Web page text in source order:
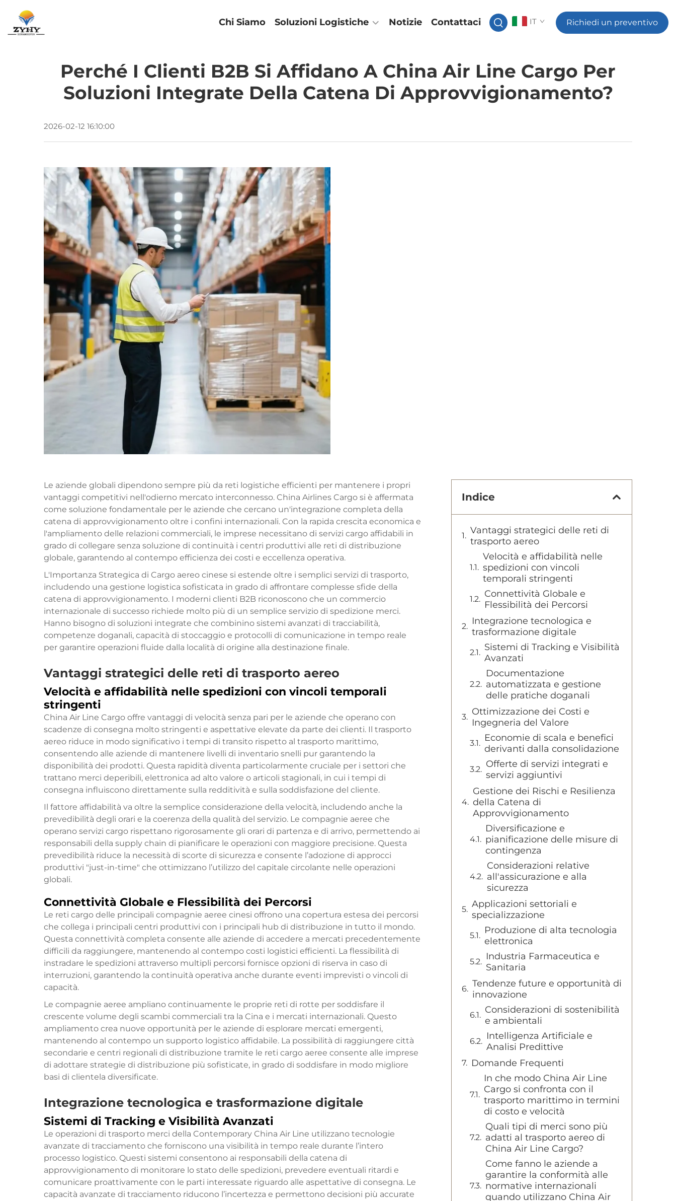
Chi Siamo Soluzioni Logistiche Notizie Contattaci IT Richiedi un preventivo
Perché I Clienti B2B Si Affidano A China Air Line Cargo Per
Soluzioni Integrate Della Catena Di Approvvigionamento?
2026-02-12 16:10:00
Le aziende globali dipendono sempre più da reti logistiche efficienti per mantenere i propri
vantaggi competitivi nell'odierno mercato interconnesso. China Airlines Cargo si è affermata
come soluzione fondamentale per le aziende che cercano un'integrazione completa della
catena di approvvigionamento oltre i confini internazionali. Con la rapida crescita economica e
l'ampliamento delle relazioni commerciali, le imprese necessitano di servizi cargo affidabili in
grado di collegare senza soluzione di continuità i centri produttivi alle reti di distribuzione
globale, garantendo al contempo efficienza dei costi e eccellenza operativa.
L'Importanza Strategica di Cargo aereo cinese si estende oltre i semplici servizi di trasporto,
includendo una gestione logistica sofisticata in grado di affrontare complesse sfide della
catena di approvvigionamento. I moderni clienti B2B riconoscono che un commercio
internazionale di successo richiede molto più di un semplice servizio di spedizione merci.
Hanno bisogno di soluzioni integrate che combinino sistemi avanzati di tracciabilità,
competenze doganali, capacità di stoccaggio e protocolli di comunicazione in tempo reale
per garantire operazioni fluide dalla località di origine alla destinazione finale.
Vantaggi strategici delle reti di trasporto aereo
Velocità e affidabilità nelle spedizioni con vincoli temporali
stringenti
China Air Line Cargo offre vantaggi di velocità senza pari per le aziende che operano con
scadenze di consegna molto stringenti e aspettative elevate da parte dei clienti. Il trasporto
aereo riduce in modo significativo i tempi di transito rispetto al trasporto marittimo,
consentendo alle aziende di mantenere livelli di inventario snelli pur garantendo la
disponibilità dei prodotti. Questa rapidità diventa particolarmente cruciale per i settori che
trattano merci deperibili, elettronica ad alto valore o articoli stagionali, in cui i tempi di
consegna influiscono direttamente sulla redditività e sulla soddisfazione del cliente.
Il fattore affidabilità va oltre la semplice considerazione della velocità, includendo anche la
prevedibilità degli orari e la coerenza della qualità del servizio. Le compagnie aeree che
operano servizi cargo rispettano rigorosamente gli orari di partenza e di arrivo, permettendo ai
responsabili della supply chain di pianificare le operazioni con maggiore precisione. Questa
prevedibilità riduce la necessità di scorte di sicurezza e consente l’adozione di approcci
produttivi "just-in-time" che ottimizzano l’utilizzo del capitale circolante nelle operazioni
globali.
Connettività Globale e Flessibilità dei Percorsi
Le reti cargo delle principali compagnie aeree cinesi offrono una copertura estesa dei percorsi
che collega i principali centri produttivi con i principali hub di distribuzione in tutto il mondo.
Questa connettività completa consente alle aziende di accedere a mercati precedentemente
difficili da raggiungere, mantenendo al contempo costi logistici efficienti. La flessibilità di
instradare le spedizioni attraverso multipli percorsi fornisce opzioni di riserva in caso di
interruzioni, garantendo la continuità operativa anche durante eventi imprevisti o vincoli di
capacità.
Le compagnie aeree ampliano continuamente le proprie reti di rotte per soddisfare il
crescente volume degli scambi commerciali tra la Cina e i mercati internazionali. Questo
ampliamento crea nuove opportunità per le aziende di esplorare mercati emergenti,
mantenendo al contempo un supporto logistico affidabile. La possibilità di raggiungere città
secondarie e centri regionali di distribuzione tramite le reti cargo aeree consente alle imprese
di adottare strategie di distribuzione più sofisticate, in grado di soddisfare in modo migliore
basi di clientela diversificate.
Integrazione tecnologica e trasformazione digitale
Sistemi di Tracking e Visibilità Avanzati
Le operazioni di trasporto merci della Contemporary China Air Line utilizzano tecnologie
avanzate di tracciamento che forniscono una visibilità in tempo reale durante l’intero
processo logistico. Questi sistemi consentono ai responsabili della catena di
approvvigionamento di monitorare lo stato delle spedizioni, prevedere eventuali ritardi e
comunicare proattivamente con le parti interessate riguardo alle aspettative di consegna. Le
capacità avanzate di tracciamento riducono l’incertezza e permettono decisioni più accurate
Indice
Vantaggi strategici delle reti di
trasporto aereo
Velocità e affidabilità nelle
spedizioni con vincoli
temporali stringenti
Connettività Globale e
Flessibilità dei Percorsi
Integrazione tecnologica e
trasformazione digitale
Sistemi di Tracking e Visibilità
Avanzati
Documentazione
automatizzata e gestione
delle pratiche doganali
Ottimizzazione dei Costi e
Ingegneria del Valore
Economie di scala e benefici
derivanti dalla consolidazione
Offerte di servizi integrati e
servizi aggiuntivi
Gestione dei Rischi e Resilienza
della Catena di
Approvvigionamento
Diversificazione e
pianificazione delle misure di
contingenza
Considerazioni relative
all'assicurazione e alla
sicurezza
Applicazioni settoriali e
specializzazione
Produzione di alta tecnologia
elettronica
Industria Farmaceutica e
Sanitaria
Tendenze future e opportunità di
innovazione
Considerazioni di sostenibilità
e ambientali
Intelligenza Artificiale e
Analisi Predittive
Domande Frequenti
In che modo China Air Line
Cargo si confronta con il
trasporto marittimo in termini
di costo e velocità
Quali tipi di merci sono più
adatti al trasporto aereo di
China Air Line Cargo?
Come fanno le aziende a
garantire la conformità alle
normative internazionali
quando utilizzano China Air